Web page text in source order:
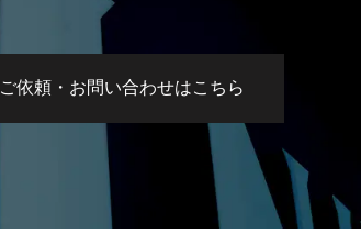
ご依頼・お問い合わせはこちら